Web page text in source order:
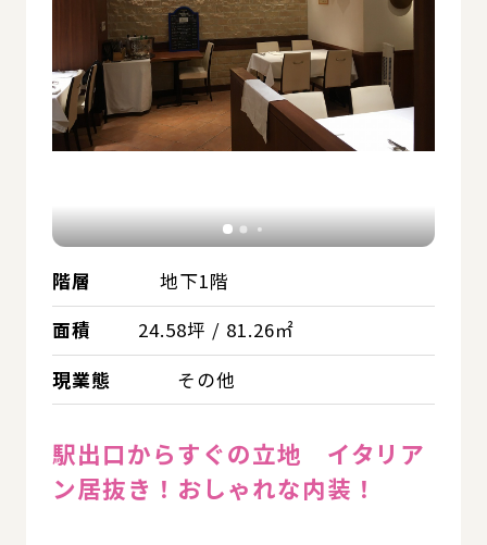
階層
地下1階
面積
24.58坪 / 81.26㎡
現業態
その他
駅出口からすぐの立地 イタリア
ン居抜き！おしゃれな内装！